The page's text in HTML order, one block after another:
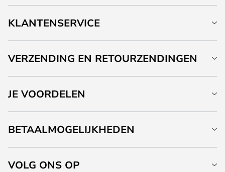
KLANTENSERVICE
VERZENDING EN RETOURZENDINGEN
JE VOORDELEN
BETAALMOGELIJKHEDEN
VOLG ONS OP